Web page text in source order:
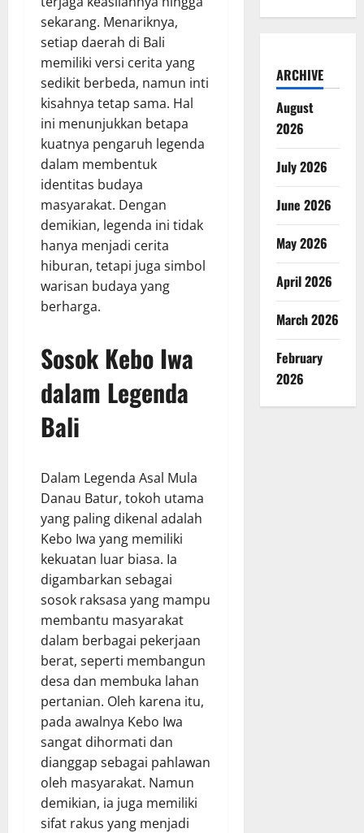
sekarang. Menariknya,
setiap daerah di Bali
memiliki versi cerita yang
sedikit berbeda, namun inti
kisahnya tetap sama. Hal
ini menunjukkan betapa
kuatnya pengaruh legenda
dalam membentuk
identitas budaya
masyarakat. Dengan
demikian, legenda ini tidak
hanya menjadi cerita
hiburan, tetapi juga simbol
warisan budaya yang
berharga.
Sosok Kebo Iwa
dalam Legenda
Bali
Dalam Legenda Asal Mula
Danau Batur, tokoh utama
yang paling dikenal adalah
Kebo Iwa yang memiliki
kekuatan luar biasa. Ia
digambarkan sebagai
sosok raksasa yang mampu
membantu masyarakat
dalam berbagai pekerjaan
berat, seperti membangun
desa dan membuka lahan
pertanian. Oleh karena itu,
pada awalnya Kebo Iwa
sangat dihormati dan
dianggap sebagai pahlawan
oleh masyarakat. Namun
demikian, ia juga memiliki
sifat rakus yang menjadi
ARCHIVE
August
2026
July 2026
June 2026
May 2026
April 2026
March 2026
February
2026